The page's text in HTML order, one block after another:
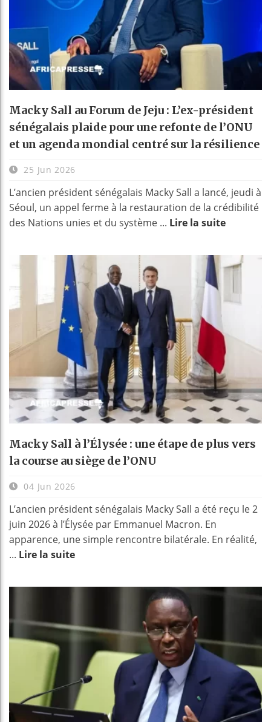
Macky Sall au Forum de Jeju : L’ex-président
sénégalais plaide pour une refonte de l’ONU
et un agenda mondial centré sur la résilience
25 Jun 2026
L’ancien président sénégalais Macky Sall a lancé, jeudi à
Séoul, un appel ferme à la restauration de la crédibilité
des Nations unies et du système ... Lire la suite
Macky Sall à l’Élysée : une étape de plus vers
la course au siège de l’ONU
04 Jun 2026
L’ancien président sénégalais Macky Sall a été reçu le 2
juin 2026 à l’Élysée par Emmanuel Macron. En
apparence, une simple rencontre bilatérale. En réalité,
... Lire la suite